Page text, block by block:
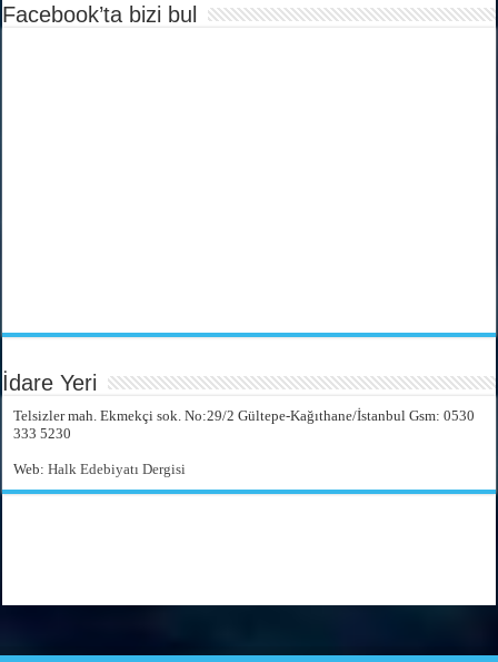
Facebook’ta bizi bul
İdare Yeri
Telsizler mah. Ekmekçi sok. No:29/2 Gültepe-Kağıthane/İstanbul Gsm: 0530
333 5230
Web:Halk Edebiyatı Dergisi